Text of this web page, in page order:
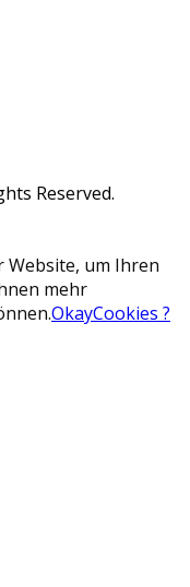
Reserved.
Website, um Ihren
mehr
OkayCookies ?